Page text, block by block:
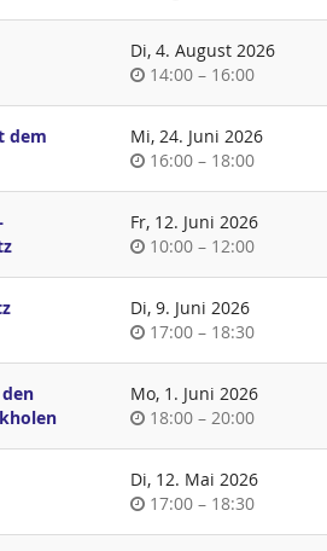
Di, 4. August 2026
Uhrzeit
14:00 –bis
16:00
dem
Mi, 24. Juni 2026
Uhrzeit
16:00 –bis
18:00
Fr, 12. Juni 2026
Uhrzeit
10:00 –bis
12:00
Di, 9. Juni 2026
Uhrzeit
17:00 –bis
18:30
Mo, 1. Juni 2026
Uhrzeit
18:00 –bis
20:00
Di, 12. Mai 2026
Uhrzeit
17:00 –bis
18:30